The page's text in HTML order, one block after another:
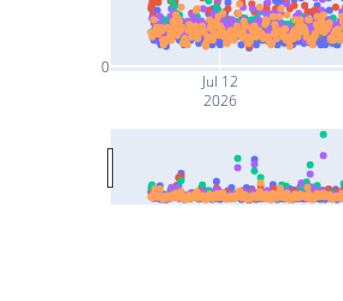
Jul 12
2026
0